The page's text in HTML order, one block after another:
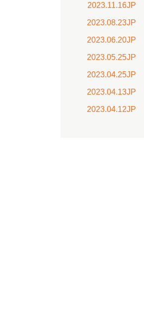
2023.11.16JP
2023.08.23JP
2023.06.20JP
2023.05.25JP
2023.04.25JP
2023.04.13JP
2023.04.12JP